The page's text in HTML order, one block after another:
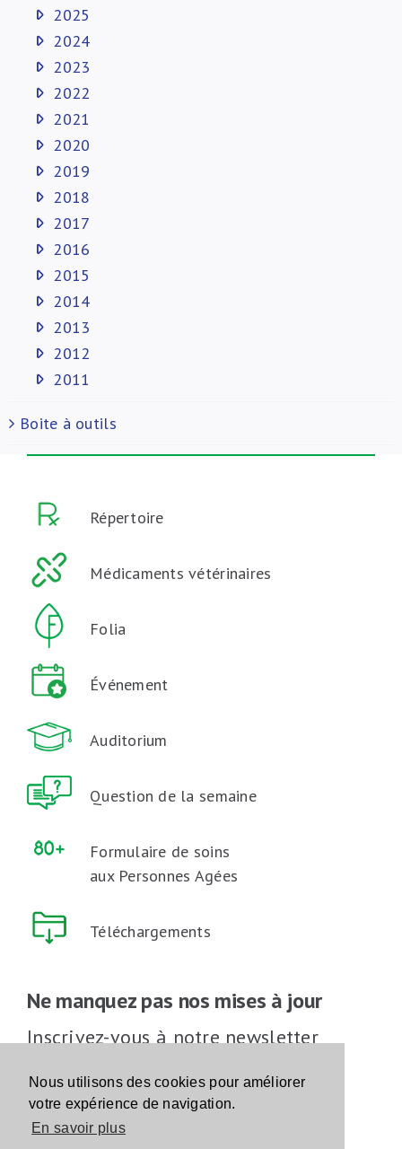
Nous utilisons des cookies pour améliorer
votre expérience de navigation.
En savoir plus
2025
2024
2023
2022
2021
2020
2019
2018
2017
2016
2015
2014
2013
2012
2011
Boite à outils
Répertoire
Médicaments vétérinaires
Folia
Événement
Auditorium
Question de la semaine
Formulaire de soins
aux Personnes Agées
Téléchargements
Ne manquez pas nos mises à jour
Inscrivez-vous à notre newsletter
Inscrivez-vous
Suivez-nous sur les réseaux sociaux